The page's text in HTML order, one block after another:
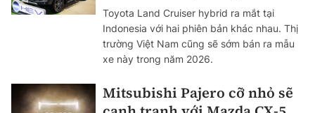
Toyota Land Cruiser hybrid ra mắt tại
Indonesia với hai phiên bản khác nhau. Thị
trường Việt Nam cũng sẽ sớm bán ra mẫu
xe này trong năm 2026.
Mitsubishi Pajero cỡ nhỏ sẽ